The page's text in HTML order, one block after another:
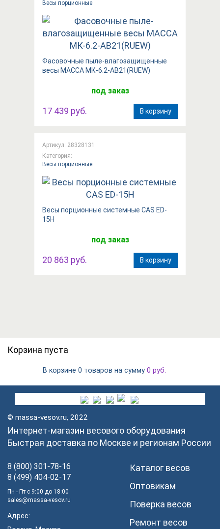
Весы порционные
Фасовочные пыле-влагозащищенные
весы МАССА МК-6.2-АВ21(RUEW)
под заказ
17 439 руб. В корзину
Артикул: 28328131
Категория:
Весы порционные
Весы порционные системные CAS ED-
15H
под заказ
20 863 руб. В корзину
Корзина пуста
В корзине 0 товаров на сумму 0 руб.
© massa-vesov.ru, 2022
Интернет-магазин весового оборудования
Быстрая доставка по Москве и регионам России
8 (800) 301-78-16
8 (499) 404-02-17
Пн - Пт с 9:00 до 18:00
sales@massa-vesov.ru
Адрес:
Каталог весов
Оптовикам
Поверка весов
Ремонт весов